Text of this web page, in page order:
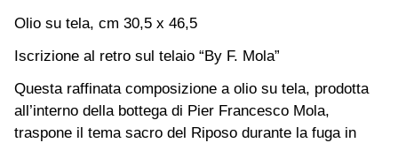
Olio su tela, cm 30,5 x 46,5
Iscrizione al retro sul telaio “By F. Mola”
Questa raffinata composizione a olio su tela, prodotta
all’interno della bottega di Pier Francesco Mola,
traspone il tema sacro del Riposo durante la fuga in